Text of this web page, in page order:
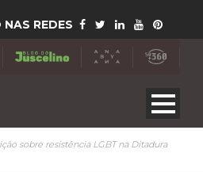
REDES
sobre resistência LGBT na Ditadura